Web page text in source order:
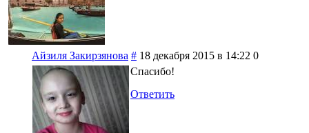
Айзиля Закирзянова # 18 декабря 2015 в 14:22 0
Спасибо!
Ответить